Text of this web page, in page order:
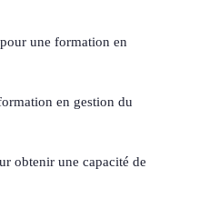
une formation en
en gestion du
obtenir une capacité de